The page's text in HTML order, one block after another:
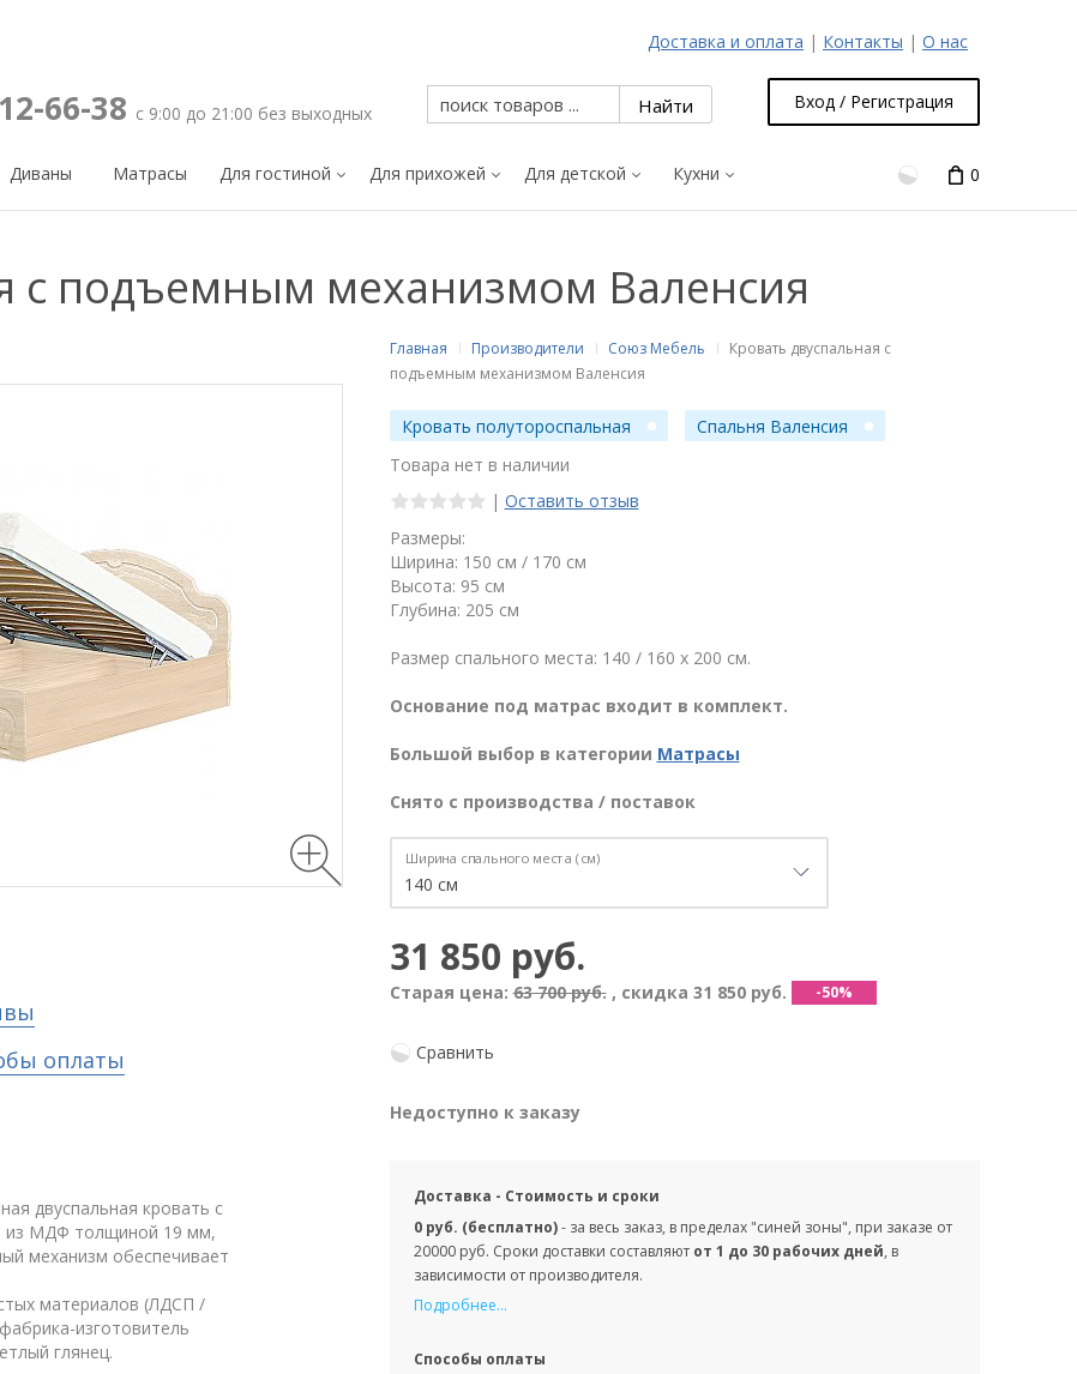
Доставка и оплата | Контакты | О нас
66-38 с 9:00 до 21:00 без выходных
Вход / Регистрация
Диваны Матрасы Для гостиной Для прихожей Для детской Кухни 0
с подъемным механизмом Валенсия
Главная Производители Союз Мебель
Кровать двуспальная с
подъемным механизмом Валенсия
Кровать полутороспальная
Спальня Валенсия
Товара нет в наличии
| Оставить отзыв
Размеры:
Ширина: 150 см / 170 см
Высота: 95 см
Глубина: 205 см
Размер спального места: 140 / 160 х 200 см.
Основание под матрас входит в комплект.
Большой выбор в категории Матрасы
Снято с производства / поставок
Ширина спального места (см)
31 850 руб.
Старая цена:63 700 руб., скидка 31 850 руб. -50%
Сравнить
Недоступно к заказу
Доставка - Стоимость и сроки
0 руб. (бесплатно)- за весь заказ, в пределах "синей зоны", при заказе от
20000 руб. Сроки доставки составляют от 1 до 30 рабочих дней, в
зависимости от производителя.
Подробнее...
Способы оплаты
оплаты
двуспальная кровать с
из МДФ толщиной 19 мм,
механизм обеспечивает
материалов (ЛДСП /
изготовитель
глянец.